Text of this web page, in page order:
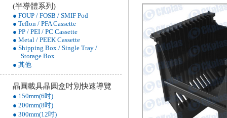
(半導體系列)
● FOUP / FOSB / SMIF Pod
● Teflon / PFA Cassette
● PP / PEI / PC Cassette
● Metal / PEEK Cassette
● Shipping Box / Single Tray /
Storage Box
● 其他
晶圓載具晶圓盒吋別快速導覽
● 150mm(6吋)
● 200mm(8吋)
● 300mm(12吋)